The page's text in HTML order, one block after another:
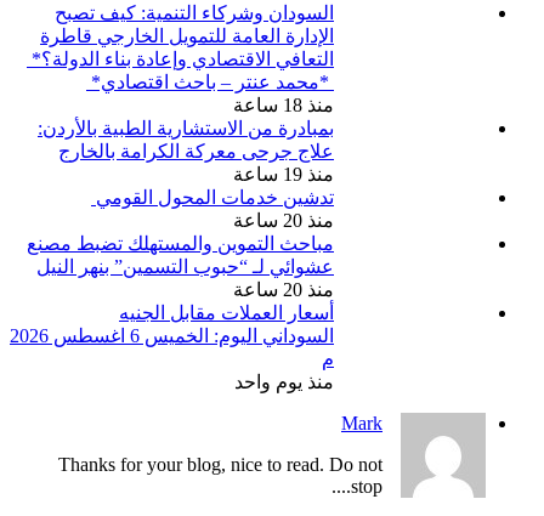
السودان وشركاء التنمية: كيف تصبح
الإدارة العامة للتمويل الخارجي قاطرة
التعافي الاقتصادي وإعادة بناء الدولة؟*
*محمد عنتر – باحث اقتصادي*
منذ 18 ساعة
بمبادرة من الاستشارية الطبية بالأردن:
علاج جرحى معركة الكرامة بالخارج
منذ 19 ساعة
تدشين خدمات المحول القومي
منذ 20 ساعة
مباحث التموين والمستهلك تضبط مصنع
عشوائي لـ “حبوب التسمين” بنهر النيل
منذ 20 ساعة
أسعار العملات مقابل الجنيه
السوداني اليوم: الخميس 6 اغسطس 2026
م
منذ يوم واحد
Mark
Thanks for your blog, nice to read. Do not
stop....